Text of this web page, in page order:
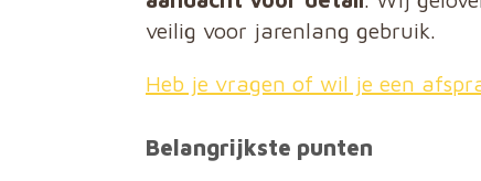
veilig voor jarenlang gebruik.
Heb je vragen of wil je een
Belangrijkste punten